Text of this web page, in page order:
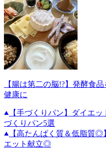
【腸は第二の脳!?】発酵食
健康に
【手づくりパン】ダイエ
づくりパン5選
【高たんぱく質＆低脂質◎
エット献立◎